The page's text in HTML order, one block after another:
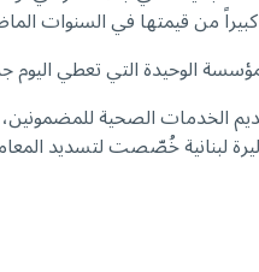
من قيمتها في السنوات
الوحيدة التي تعطي اليوم
الخدمات الصحية